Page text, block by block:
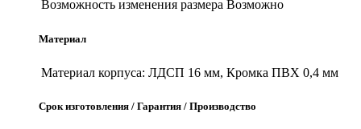
Возможность изменения размера Возможно
Материал
Материал корпуса: ЛДСП 16 мм, Кромка ПВХ 0,4 мм
Срок изготовления / Гарантия / Производство